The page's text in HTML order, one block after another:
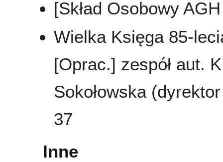
[Skład Osobowy
Wielka Księga 85-
[Oprac.] zespół aut.
Sokołowska
37
Inne